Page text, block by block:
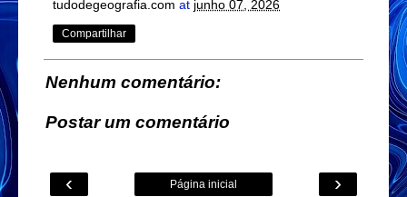
tudodegeografia.com at junho 07, 2026
Compartilhar
Nenhum comentário:
Postar um comentário
‹ ›
Página inicial